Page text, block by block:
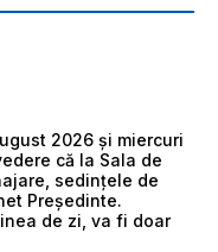
2026 și miercuri
că la Sala de
sedințele de
Președinte.
de zi, va fi doar